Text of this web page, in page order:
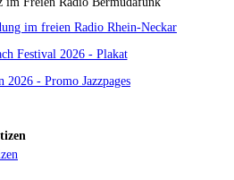
im freien Radio Rhein-Neckar